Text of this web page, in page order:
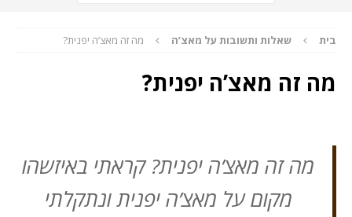
בית שאלות ותשובות על מאצ’ה מה זה מאצ’ה יפנית?
מה זה מאצ’ה יפנית?
מה זה מאצ’ה יפנית? קראתי באיזשהו
מקום על מאצ’ה יפנית ונתקלתי